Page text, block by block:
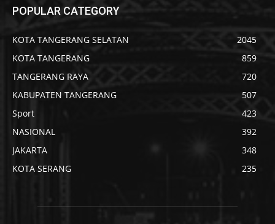
POPULAR CATEGORY
KOTA TANGERANG SELATAN
2045
KOTA TANGERANG
859
TANGERANG RAYA
720
KABUPATEN TANGERANG
507
Sport
423
NASIONAL
392
JAKARTA
348
KOTA SERANG
235